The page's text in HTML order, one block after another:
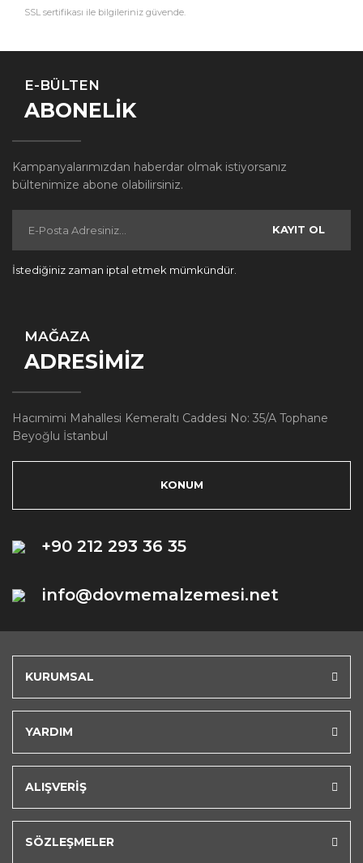
SSL sertifikası ile bilgileriniz güvende.
E-BÜLTEN
ABONELİK
Kampanyalarımızdan haberdar olmak istiyorsanız
bültenimize abone olabilirsiniz.
KAYIT OL
İstediğiniz zaman iptal etmek mümkündür.
MAĞAZA
ADRESİMİZ
Hacımimi Mahallesi Kemeraltı Caddesi No: 35/A Tophane
Beyoğlu İstanbul
KONUM
+90 212 293 36 35
info@dovmemalzemesi.net
KURUMSAL
YARDIM
ALIŞVERİŞ
SÖZLEŞMELER